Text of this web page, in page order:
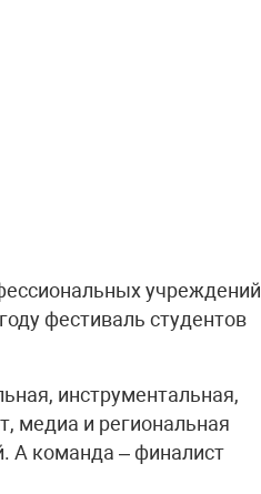
учреждений
фестиваль студентов
инструментальная,
медиа и региональная
А команда – финалист